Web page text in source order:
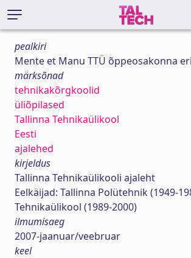
pealkiri
Mente et Manu TTÜ õppeosakonna
märksõnad
tehnikakõrgkoolid
üliõpilased
Tallinna Tehnikaülikool
Eesti
ajalehed
kirjeldus
Tallinna Tehnikaülikooli ajaleht
Eelkäijad: Tallinna Polütehnik (1949-
Tehnikaülikool (1989-2000)
ilmumisaeg
2007-jaanuar/veebruar
keel